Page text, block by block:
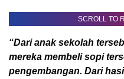
SCROLL TO
“Dari anak sekolah
mereka membeli sopi
pengembangan. Dari